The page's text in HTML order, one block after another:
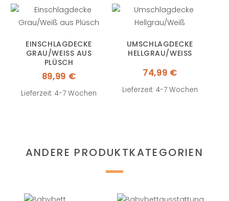
EINSCHLAGDECKE
GRAU/WEISS AUS P
LÜSCH
89,99 €
Lieferzeit: 4-7 Wochen
UMSCHLAGDECKE
HELLGRAU/WEISS
74,99 €
Lieferzeit: 4-7 Wochen
ANDERE PRODUKTKATEGORIEN